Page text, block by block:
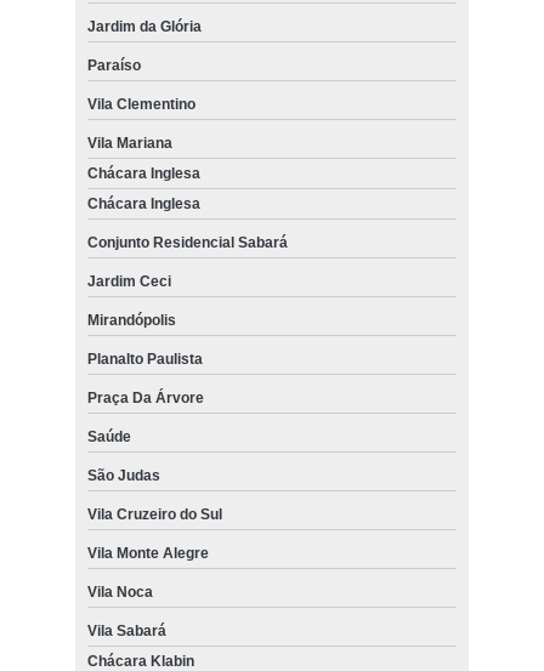
Jardim da Glória
Paraíso
Vila Clementino
Vila Mariana
Chácara Inglesa
Chácara Inglesa
Conjunto Residencial Sabará
Jardim Ceci
Mirandópolis
Planalto Paulista
Praça Da Árvore
Saúde
São Judas
Vila Cruzeiro do Sul
Vila Monte Alegre
Vila Noca
Vila Sabará
Chácara Klabin